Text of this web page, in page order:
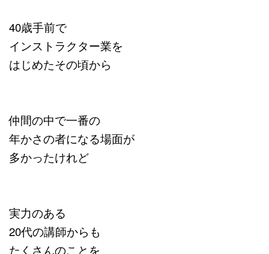
40歳手前で
インストラクター業を
はじめたその頃から
仲間の中で一番の
年かさの者になる場面が
多かったけれど
実力のある
20代の講師からも
たくさんのことを